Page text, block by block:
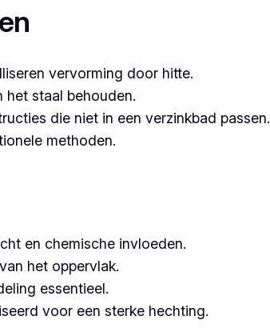
vervorming door hitte.
het staal behouden.
die niet in een verzinkbad passen.
methoden.
en chemische invloeden.
het oppervlak.
essentieel.
voor een sterke hechting.